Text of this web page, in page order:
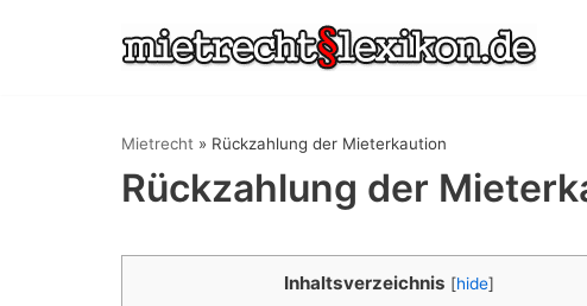
Mietrecht » Rückzahlung der Mieterkaution
Rückzahlung der
Inhaltsverzeichnis [hide]